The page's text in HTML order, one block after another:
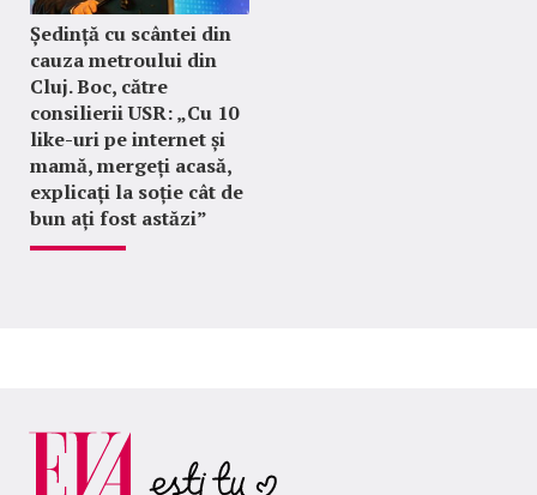
Ședință cu scântei din
cauza metroului din
Cluj. Boc, către
consilierii USR: „Cu 10
like-uri pe internet și
mamă, mergeți acasă,
explicați la soție cât de
bun ați fost astăzi”